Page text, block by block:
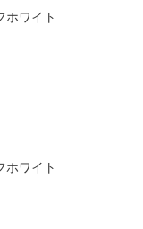
ホワイト
ホワイト